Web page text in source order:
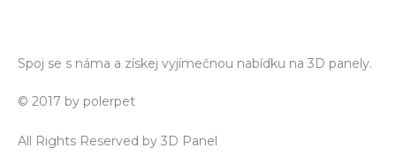
Spoj se s náma a získej vyjímečnou nabídku na 3D panely.
© 2017 by polerpet
All Rights Reserved by 3D Panel